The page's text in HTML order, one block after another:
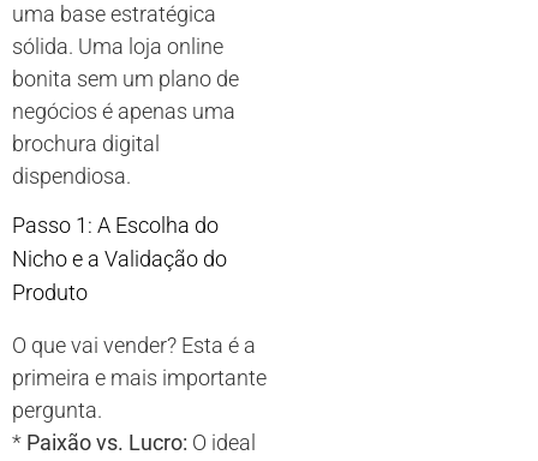
uma base estratégica
sólida. Uma loja online
bonita sem um plano de
negócios é apenas uma
brochura digital
dispendiosa.
Passo 1: A Escolha do
Nicho e a Validação do
Produto
O que vai vender? Esta é a
primeira e mais importante
pergunta.
* Paixão vs. Lucro: O ideal